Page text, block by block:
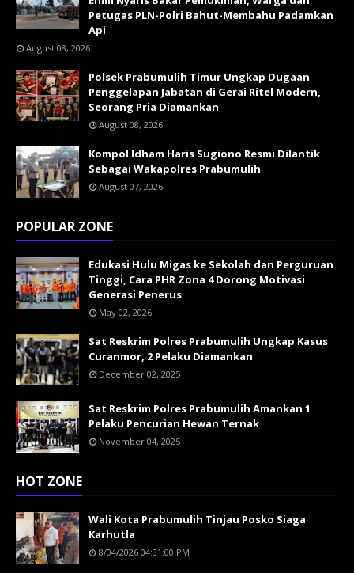
Petugas PLN-Polri Bahut-Membahu Padamkan
Api
August 08, 2026
Polsek Prabumulih Timur Ungkap Dugaan
Penggelapan Jabatan di Gerai Ritel Modern,
Seorang Pria Diamankan
August 08, 2026
Kompol Idham Haris Sugiono Resmi Dilantik
Sebagai Wakapolres Prabumulih
August 07, 2026
POPULAR ZONE
Edukasi Hulu Migas ke Sekolah dan Perguruan
Tinggi, Cara PHR Zona 4 Dorong Motivasi
Generasi Penerus
May 02, 2026
Sat Reskrim Polres Prabumulih Ungkap Kasus
Curanmor, 2 Pelaku Diamankan
December 02, 2025
Sat Reskrim Polres Prabumulih Amankan 1
Pelaku Pencurian Hewan Ternak
November 04, 2025
HOT ZONE
Wali Kota Prabumulih Tinjau Posko Siaga
Karhutla
8/04/2026 04:31:00 PM